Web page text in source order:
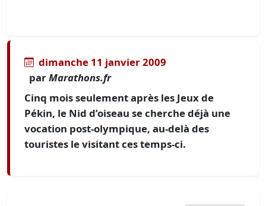
dimanche 11 janvier 2009
parMarathons.fr
Cinq mois seulement après les Jeux de
Pékin, le Nid d’oiseau se cherche déjà une
vocation post-olympique, au-delà des
touristes le visitant ces temps-ci.